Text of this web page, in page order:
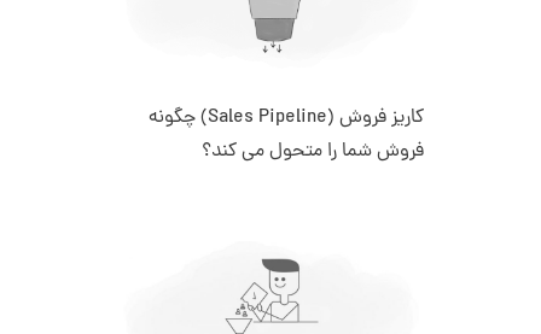
کاریز فروش (Sales Pipeline) چگونه
فروش شما را متحول می کند؟